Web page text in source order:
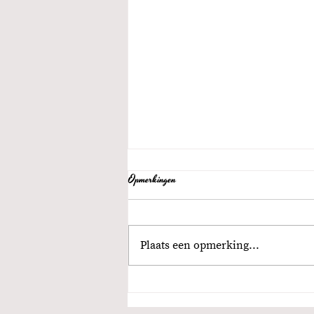
plaats belandt
Opmerkingen
Plaats een opmerking...